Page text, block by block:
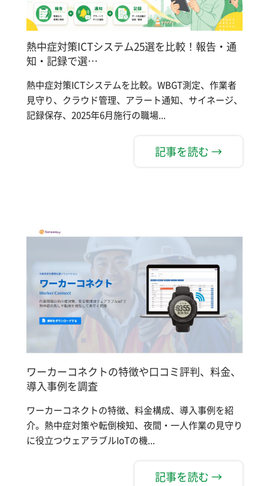
熱中症対策ICTシステム25選を比較！報告・通
知・記録で選…
熱中症対策ICTシステムを比較。WBGT測定、作業者
見守り、クラウド管理、アラート通知、サイネージ、
記録保存、2025年6月施行の職場...
記事を読む →
ワーカーコネクトの特徴や口コミ評判、料金、
導入事例を調査
ワーカーコネクトの特徴、料金構成、導入事例を紹
介。熱中症対策や転倒検知、夜間・一人作業の見守り
に役立つウェアラブルIoTの機...
記事を読む →